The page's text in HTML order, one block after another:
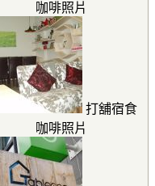
咖啡照片
打舖宿食
咖啡照片